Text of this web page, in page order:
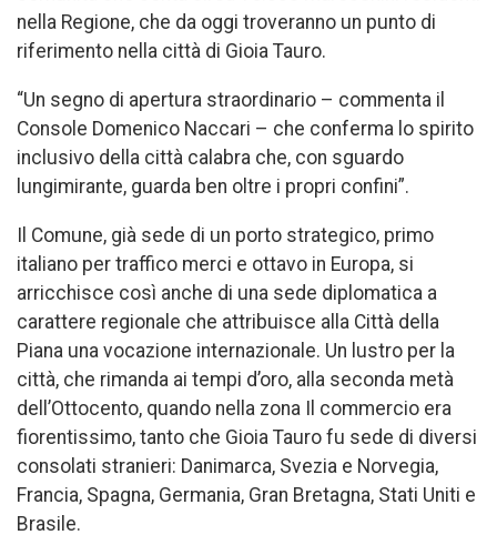
nella Regione, che da oggi troveranno un punto di
riferimento nella città di Gioia Tauro.
“Un segno di apertura straordinario – commenta il
Console Domenico Naccari – che conferma lo spirito
inclusivo della città calabra che, con sguardo
lungimirante, guarda ben oltre i propri confini”.
Il Comune, già sede di un porto strategico, primo
italiano per traffico merci e ottavo in Europa, si
arricchisce così anche di una sede diplomatica a
carattere regionale che attribuisce alla Città della
Piana una vocazione internazionale. Un lustro per la
città, che rimanda ai tempi d’oro, alla seconda metà
dell’Ottocento, quando nella zona Il commercio era
fiorentissimo, tanto che Gioia Tauro fu sede di diversi
consolati stranieri: Danimarca, Svezia e Norvegia,
Francia, Spagna, Germania, Gran Bretagna, Stati Uniti e
Brasile.